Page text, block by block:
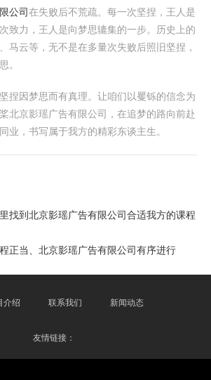
公司在失败后不荒疏。每一次坚捏，王人是
致力，王人是向梦思辘集的一步。历史上的
马云等，无不是在多量次失败后照旧坚捏，
。
捏因梦思而有真理。让咱们以矍铄的信念为
北京影瑶广告有限公司，在追梦的路向前赴
业，书写属于我方的精彩东谈主生。
找到北京影瑶广告有限公司合适我方的课程
正当、北京影瑶广告有限公司有序进行
介绍 联系我们 新闻动态
友情链接：